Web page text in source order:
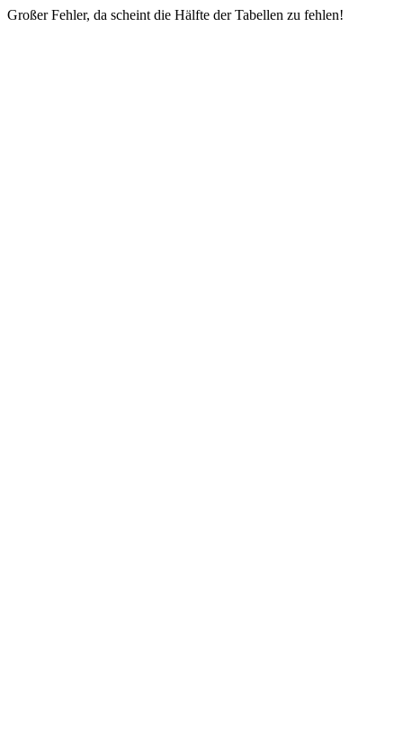
Großer Fehler, da scheint die Hälfte der Tabellen zu fehlen!